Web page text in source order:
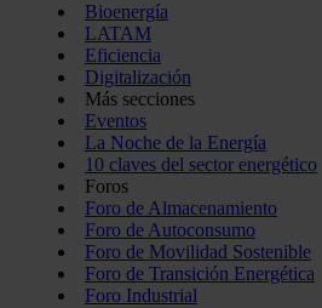
Bioenergía
LATAM
Eficiencia
Digitalización
Más secciones
Eventos
La Noche de la Energía
10 claves del sector energético
Foros
Foro de Almacenamiento
Foro de Autoconsumo
Foro de Movilidad Sostenible
Foro de Transición Energética
Foro Industrial